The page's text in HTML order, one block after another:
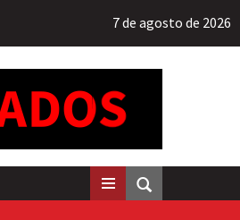
7 de agosto de 2026